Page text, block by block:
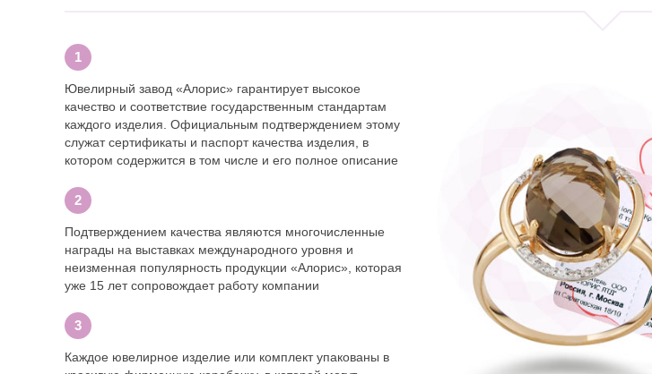
Ювелирный завод «Алорис» гарантирует высокое
качество и соответствие государственным стандартам
каждого изделия. Официальным подтверждением этому
служат сертификаты и паспорт качества изделия, в
котором содержится в том числе и его полное описание
Подтверждением качества являются многочисленные
награды на выставках международного уровня и
неизменная популярность продукции «Алорис», которая
уже 15 лет сопровождает работу компании
Каждое ювелирное изделие или комплект упакованы в